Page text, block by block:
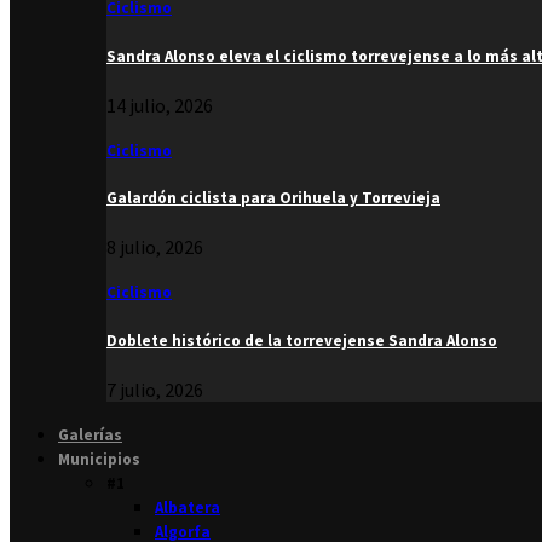
Ciclismo
Sandra Alonso eleva el ciclismo torrevejense a lo más
14 julio, 2026
Ciclismo
Galardón ciclista para Orihuela y Torrevieja
8 julio, 2026
Ciclismo
Doblete histórico de la torrevejense Sandra Alonso
7 julio, 2026
Galerías
Municipios
Albatera
Algorfa